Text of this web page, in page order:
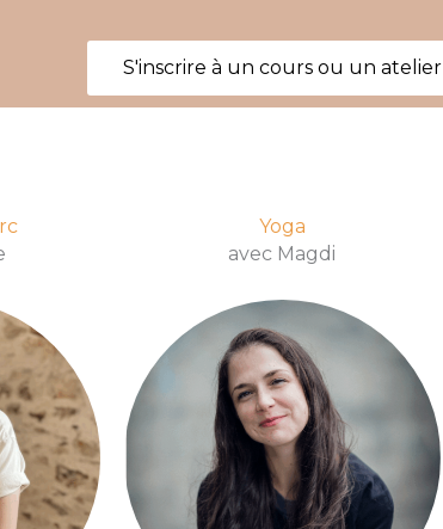
S'inscrire à un cours ou un atelier
Yoga
avec Magdi